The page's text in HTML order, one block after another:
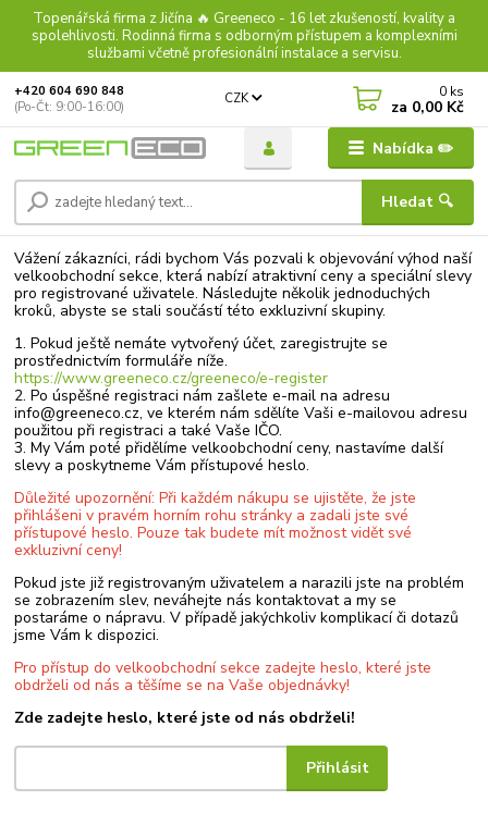
Topenářská firma z Jičína 🔥 Greeneco - 16 let zkušeností, kvality a
spolehlivosti. Rodinná firma s odborným přístupem a komplexními
službami včetně profesionální instalace a servisu.
Nabídka ✏️
CZK
Hledat 🔍
+420 604 690 848
(Po-Čt: 9:00-16:00)
0 ks
za 0,00 Kč
Vážení zákazníci, rádi bychom Vás pozvali k objevování výhod naší
velkoobchodní sekce, která nabízí atraktivní ceny a speciální slevy
pro registrované uživatele. Následujte několik jednoduchých
kroků, abyste se stali součástí této exkluzivní skupiny.
1. Pokud ještě nemáte vytvořený účet, zaregistrujte se
prostřednictvím formuláře níže.
https://www.greeneco.cz/greeneco/e-register
2. Po úspěšné registraci nám zašlete e-mail na adresu
info@greeneco.cz, ve kterém nám sdělíte Vaši e-mailovou adresu
použitou při registraci a také Vaše IČO.
3. My Vám poté přidělíme velkoobchodní ceny, nastavíme další
slevy a poskytneme Vám přístupové heslo.
Důležité upozornění: Při každém nákupu se ujistěte, že jste
přihlášeni v pravém horním rohu stránky a zadali jste své
přístupové heslo. Pouze tak budete mít možnost vidět své
exkluzivní ceny!
Pokud jste již registrovaným uživatelem a narazili jste na problém
se zobrazením slev, neváhejte nás kontaktovat a my se
postaráme o nápravu. V případě jakýchkoliv komplikací či dotazů
jsme Vám k dispozici.
Pro přístup do velkoobchodní sekce zadejte heslo, které jste
obdrželi od nás a těšíme se na Vaše objednávky!
Zde zadejte heslo, které jste od nás obdrželi!